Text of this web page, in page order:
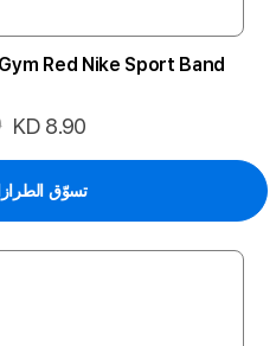
Red Nike Sport Band
السعر
KD 8.90
تسوّق